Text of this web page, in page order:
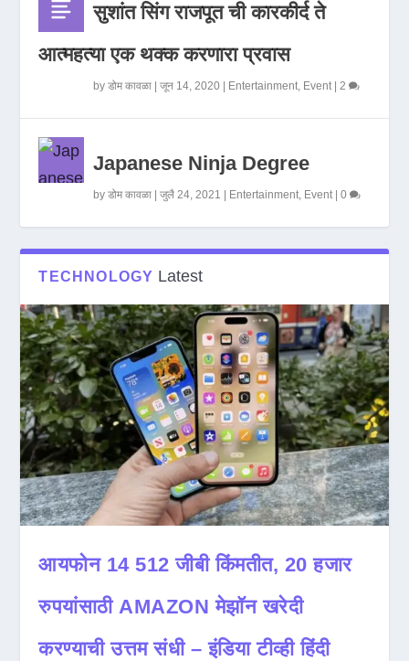
सुशांत सिंग राजपूत ची कारकीर्द ते
आत्महत्या एक थक्क करणारा प्रवास
byडोम कावळा |जून 14, 2020 Entertainment, Event|2
Japanese Ninja Degree
byडोम कावळा |जुलै 24, 2021 Entertainment, Event|0
TECHNOLOGY Latest
आयफोन 14 512 जीबी किंमतीत, 20 हजार
रुपयांसाठी AMAZON मेझॉन खरेदी
करण्याची उत्तम संधी – इंडिया टीव्ही हिंदी